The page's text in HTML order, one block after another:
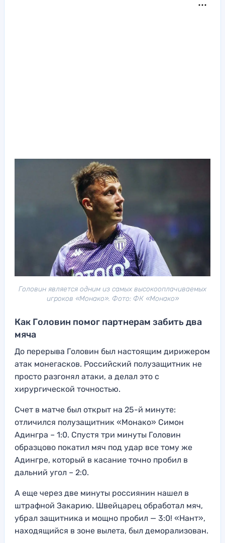
Головин является одним из самых высокооплачиваемых
игроков «Монако». Фото: ФК «Монако»
Как Головин помог партнерам забить два
мяча
До перерыва Головин был настоящим дирижером
атак монегасков. Российский полузащитник не
просто разгонял атаки, а делал это с
хирургической точностью.
Счет в матче был открыт на 25-й минуте:
отличился полузащитник «Монако» Симон
Адингра – 1:0. Спустя три минуты Головин
образцово покатил мяч под удар все тому же
Адингре, который в касание точно пробил в
дальний угол – 2:0.
А еще через две минуты россиянин нашел в
штрафной Закарию. Швейцарец обработал мяч,
убрал защитника и мощно пробил — 3:0! «Нант»,
находящийся в зоне вылета, был деморализован.